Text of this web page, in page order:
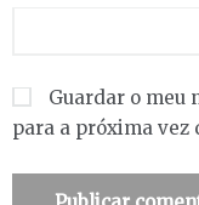
Guardar o meu
para a próxima vez